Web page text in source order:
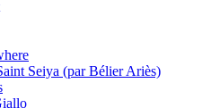
Seiya (par Bélier Ariès)